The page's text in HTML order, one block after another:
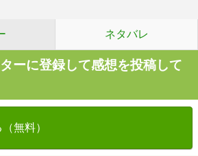
ネタバレ
ーに登録して感想を投稿して
無料）